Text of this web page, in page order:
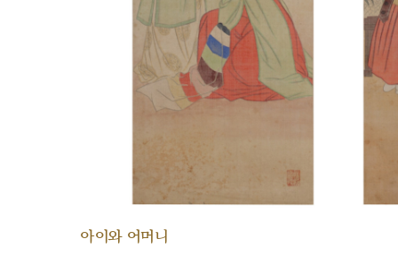
아이와 어머니